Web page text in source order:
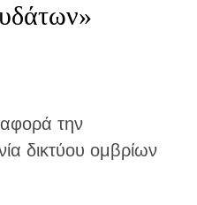
την
δικτύου ομβρίων